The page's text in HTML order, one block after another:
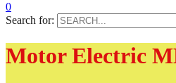
0
Search for:
Motor Electric